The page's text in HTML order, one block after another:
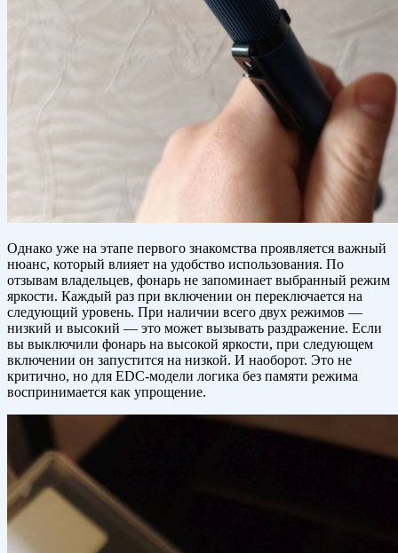
Однако уже на этапе первого знакомства проявляется важный
нюанс, который влияет на удобство использования. По
отзывам владельцев, фонарь не запоминает выбранный режим
яркости. Каждый раз при включении он переключается на
следующий уровень. При наличии всего двух режимов —
низкий и высокий — это может вызывать раздражение. Если
вы выключили фонарь на высокой яркости, при следующем
включении он запустится на низкой. И наоборот. Это не
критично, но для EDC-модели логика без памяти режима
воспринимается как упрощение.